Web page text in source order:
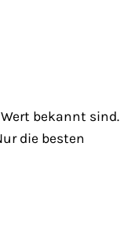
bekannt sind.
die besten